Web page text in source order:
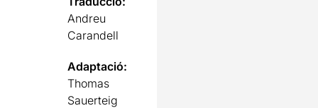
Andreu
Carandell
Adaptació:
Thomas
Sauerteig